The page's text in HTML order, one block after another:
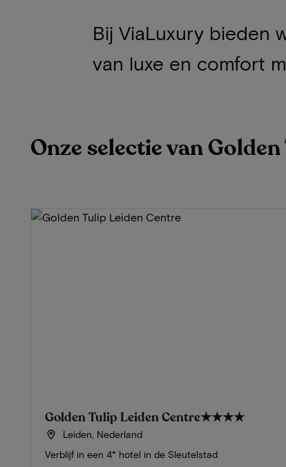
Bij ViaLuxury bieden
van luxe en comfort
Onze selectie van
Golden Tulip Leiden Centre★★★★
Leiden, Nederland
Verblijf in een 4* hotel in de Sleutelstad